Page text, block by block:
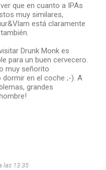
que en cuanto a IPAs
muy similares,
está claramente
Drunk Monk es
para un buen cervecero.
muy señorito
en el coche ;-). A
grandes
las 13:35